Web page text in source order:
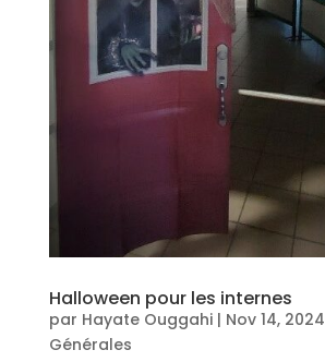
Halloween pour les internes
par Hayate Ouggahi| Nov 14, 2024
Générales